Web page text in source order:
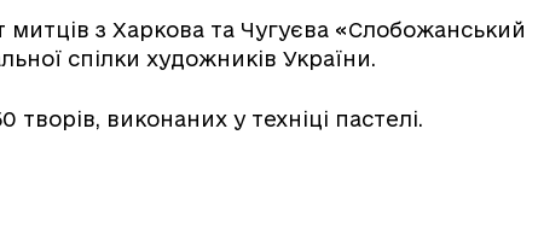
митців з Харкова та Чугуєва «Слобожанський
спілки художників України.
творів, виконаних у техніці пастелі.